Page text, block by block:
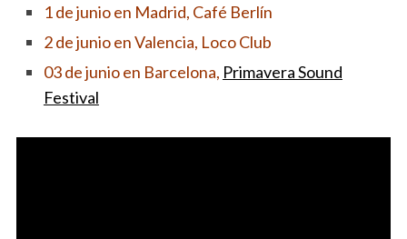
1 de junio en Madrid, Café Berlín
2 de junio en Valencia, Loco Club
03 de junio en Barcelona, Primavera Sound
Festival